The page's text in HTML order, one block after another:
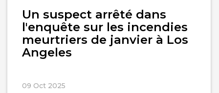
Un suspect arrêté dans
l'enquête sur les incendies
meurtriers de janvier à Los
Angeles
09 Oct 2025